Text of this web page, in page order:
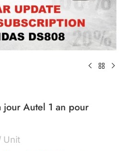
Autel 1 an pour
Unit